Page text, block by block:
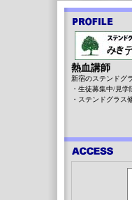
熱血講師
新宿のステンドグ
・生徒募集中/見学
・ステンドグラス